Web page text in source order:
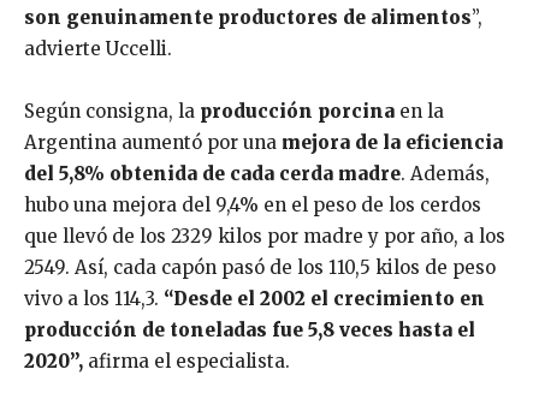
son genuinamente productores de alimentos”,
advierte Uccelli.
Según consigna, la producción porcina en la
Argentina aumentó por una mejora de la eficiencia
del 5,8% obtenida de cada cerda madre. Además,
hubo una mejora del 9,4% en el peso de los cerdos
que llevó de los 2329 kilos por madre y por año, a los
2549. Así, cada capón pasó de los 110,5 kilos de peso
vivo a los 114,3. “Desde el 2002 el crecimiento en
producción de toneladas fue 5,8 veces hasta el
2020”, afirma el especialista.